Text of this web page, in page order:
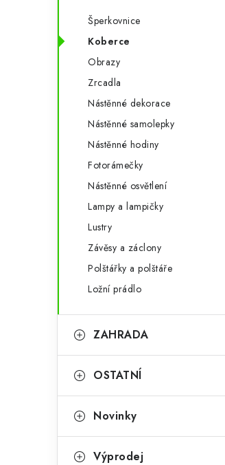
Šperkovnice
Koberce
Obrazy
Zrcadla
Nástěnné dekorace
Nástěnné samolepky
Nástěnné hodiny
Fotorámečky
Nástěnné osvětlení
Lampy a lampičky
Lustry
Závěsy a záclony
Polštářky a polštáře
Ložní prádlo
ZAHRADA
OSTATNÍ
Novinky
Výprodej